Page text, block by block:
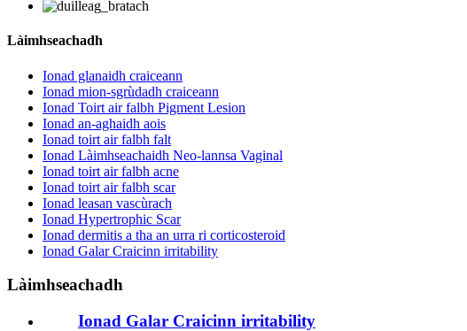
Làimhseachadh
Ionad glanaidh craiceann
Ionad mion-sgrùdadh craiceann
Ionad Toirt air falbh Pigment Lesion
Ionad an-aghaidh aois
Ionad toirt air falbh falt
Ionad Làimhseachaidh Neo-lannsa Vaginal
Ionad toirt air falbh acne
Ionad toirt air falbh scar
Ionad leasan vascùrach
Ionad Hypertrophic Scar
Ionad dermitis a tha an urra ri corticosteroid
Ionad Galar Craicinn irritability
Làimhseachadh
Ionad Galar Craicinn irritability